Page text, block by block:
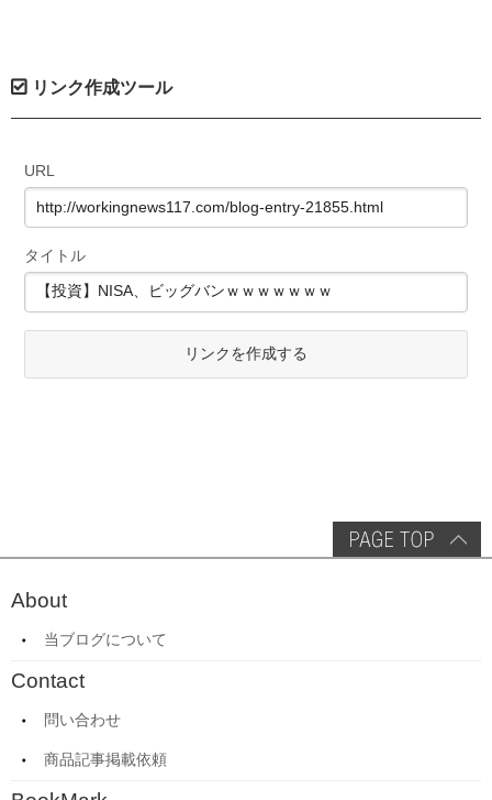
リンク作成ツール
URL
タイトル
リンクを作成する
About
当ブログについて
Contact
問い合わせ
商品記事掲載依頼